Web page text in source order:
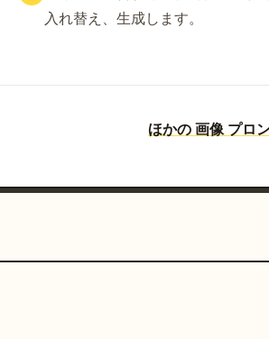
入れ替え、生成します。
ほかの 画像 プロ